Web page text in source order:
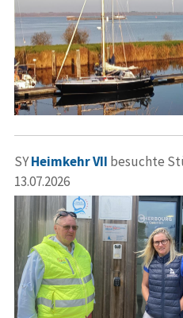
SYHeimkehr VII besuchte
13.07.2026